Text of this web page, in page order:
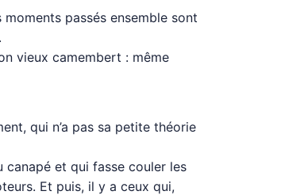
passés ensemble sont
vieux camembert : même
qui n’a pas sa petite théorie
canapé et qui fasse couler les
Et puis, il y a ceux qui,